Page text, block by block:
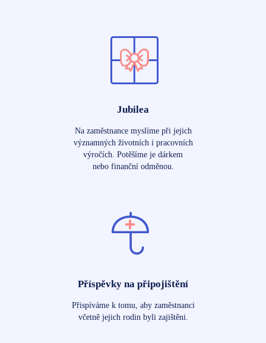
Jubilea
Na zaměstnance myslíme při jejich
významných životních i pracovních
výročích. Potěšíme je dárkem
nebo finanční odměnou.
Příspěvky na připojištění
Přispíváme k tomu, aby zaměstnanci
včetně jejich rodin byli zajištěni.